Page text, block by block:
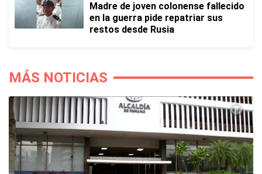
Madre de joven colonense fallecido
en la guerra pide repatriar sus
restos desde Rusia
MÁS NOTICIAS